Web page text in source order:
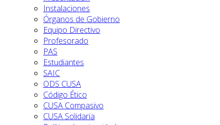
Instalaciones
Órganos de Gobierno
Equipo Directivo
Profesorado
PAS
Estudiantes
SAIC
ODS CUSA
Código Ético
CUSA Compasivo
CUSA Solidaria